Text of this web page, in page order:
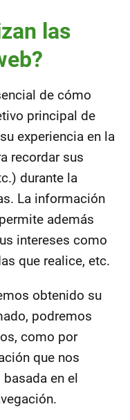
las
de cómo
principal de
experiencia en la
recordar sus
durante la
La información
además
intereses como
que realice, etc.
obtenido su
podremos
como por
que nos
en el